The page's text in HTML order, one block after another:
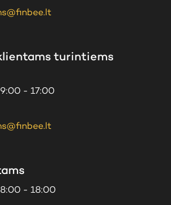
turintiems
- 17:00
- 18:00